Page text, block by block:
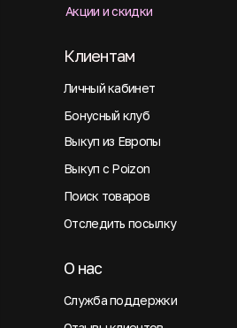
Акции и скидки
Личный кабинет
Клиентам
Бонусный клуб
Выкуп из Европы
Выкуп с Poizon
Поиск товаров
Отследить посылку
Служба поддержки
О нас